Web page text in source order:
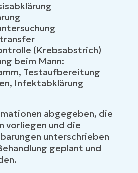
(Krebsabstrich)
beim Mann:
Testaufbereitung
Infektabklärung
abgegeben, die
vorliegen und die
unterschrieben
geplant und